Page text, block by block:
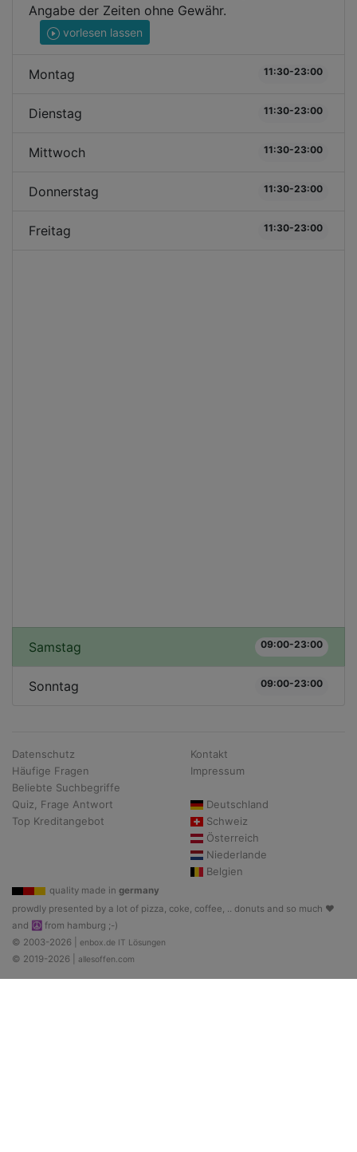
Angabe der Zeiten ohne Gewähr.
vorlesen lassen
Montag 11:30-23:00
Dienstag 11:30-23:00
Mittwoch 11:30-23:00
Donnerstag 11:30-23:00
Freitag 11:30-23:00
Samstag 09:00-23:00
Sonntag 09:00-23:00
Datenschutz
Häufige Fragen
Beliebte Suchbegriffe
Quiz, Frage Antwort
Top Kreditangebot
Kontakt
Impressum
Deutschland
Schweiz
Österreich
Niederlande
Belgien
quality made in germany
prowdly presented by a lot of pizza, coke, coffee, .. donuts and so much ♥
and ☮ from hamburg ;-)
© 2003-2026 | enbox.de IT Lösungen
© 2019-2026 | allesoffen.com